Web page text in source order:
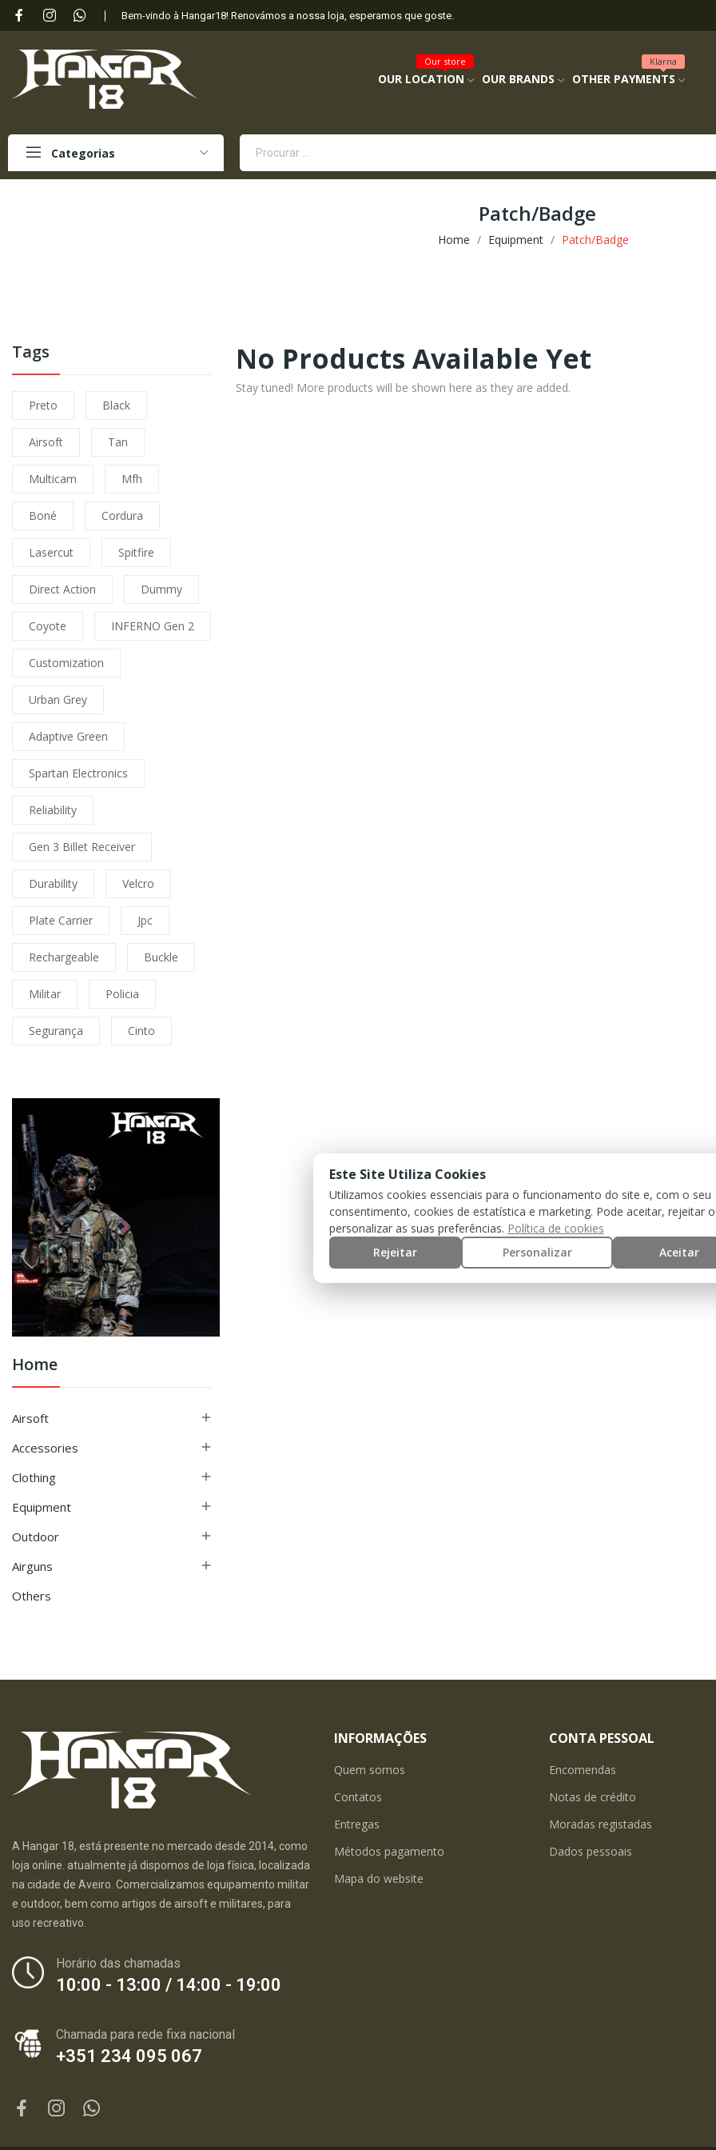
Bem-vindo à Hangar18! Renovámos a nossa loja, esperamos que goste.
OUR LOCATION
Our store
OUR BRANDS OTHER PAYMENTS
Klarna
Categorias
Patch/Badge
Home Equipment Patch/Badge
Tags
Preto Black
Airsoft Tan
Multicam Mfh
Boné Cordura
Lasercut Spitfire
Direct Action Dummy
Coyote INFERNO Gen 2
Customization
Urban Grey
Adaptive Green
Spartan Electronics
Reliability
Gen 3 Billet Receiver
Durability Velcro
Plate Carrier Jpc
Rechargeable Buckle
Militar Policia
Segurança Cinto
Home
Airsoft 
Accessories 
Clothing 
Equipment 
Outdoor 
Airguns 
Others
No Products Available Yet
Stay tuned! More products will be shown here as they are added.
A Hangar 18, está presente no mercado desde 2014, como
loja online. atualmente já dispomos de loja física, localizada
na cidade de Aveiro. Comercializamos equipamento militar
e outdoor, bem como artigos de airsoft e militares, para
uso recreativo.
Horário das chamadas
10:00 - 13:00 / 14:00 - 19:00
Chamada para rede fixa nacional
+351 234 095 067
INFORMAÇÕES
Quem somos
Contatos
Entregas
Métodos pagamento
Mapa do website
CONTA PESSOAL
Encomendas
Notas de crédito
Moradas registadas
Dados pessoais
Este Site Utiliza Cookies
Utilizamos cookies essenciais para o funcionamento do site e, com o seu
consentimento, cookies de estatística e marketing. Pode aceitar, rejeitar
personalizar as suas preferências. Política de cookies
Rejeitar
Personalizar Aceitar